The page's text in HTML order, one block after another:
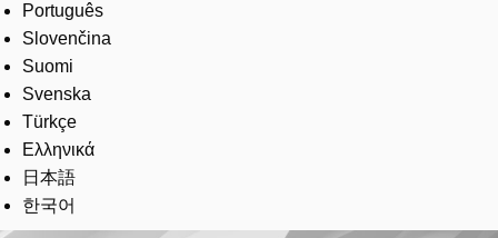
Português
Slovenčina
Suomi
Svenska
Türkçe
Ελληνικά
日本語
한국어